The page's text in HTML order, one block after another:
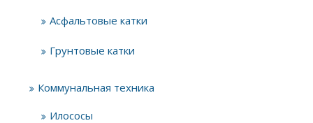
Асфальтовые катки
Грунтовые катки
Коммунальная техника
Илососы